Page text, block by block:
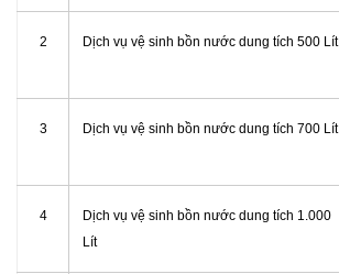
2 Dịch vụ vệ sinh bồn nước dung tích 500 Lít
3 Dịch vụ vệ sinh bồn nước dung tích 700 Lít
4
Dịch vụ vệ sinh bồn nước dung tích 1.000
Lít